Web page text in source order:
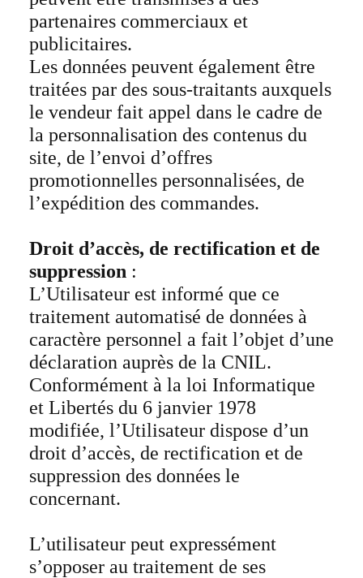
partenaires commerciaux et
publicitaires.
Les données peuvent également être
traitées par des sous-traitants auxquels
le vendeur fait appel dans le cadre de
la personnalisation des contenus du
site, de l’envoi d’offres
promotionnelles personnalisées, de
l’expédition des commandes.
Droit d’accès, de rectification et de
suppression :
L’Utilisateur est informé que ce
traitement automatisé de données à
caractère personnel a fait l’objet d’une
déclaration auprès de la CNIL.
Conformément à la loi Informatique
et Libertés du 6 janvier 1978
modifiée, l’Utilisateur dispose d’un
droit d’accès, de rectification et de
suppression des données le
concernant.
L’utilisateur peut expressément
s’opposer au traitement de ses